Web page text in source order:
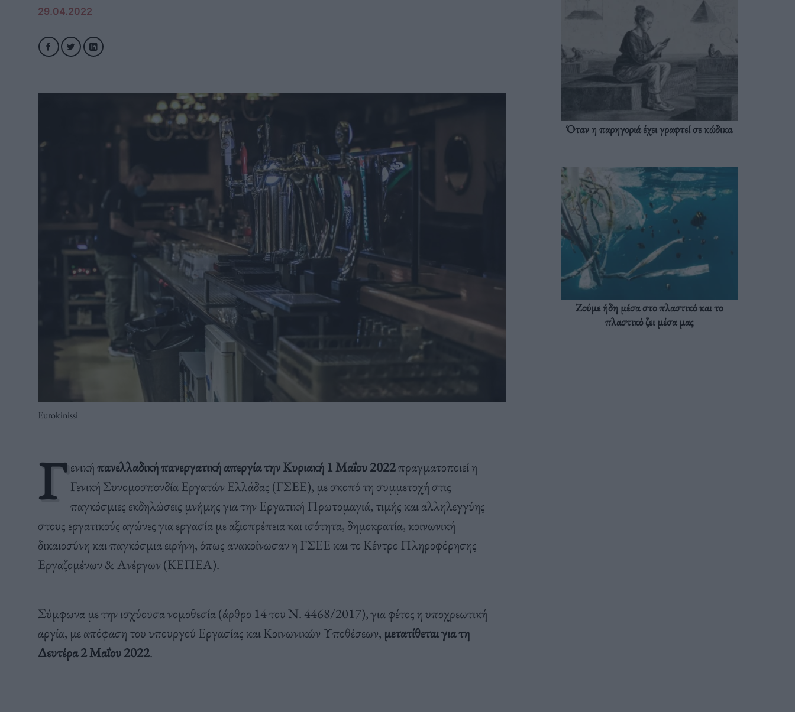
29.04.2022
Eurokinissi
Γ ενικήπανελλαδική πανεργατική απεργία την Κυριακή 1 Μαΐου 2022πραγματοποιεί η
Γενική Συνομοσπονδία Εργατών Ελλάδας (ΓΣΕΕ), με σκοπό τη συμμετοχή στις
παγκόσμιες εκδηλώσεις μνήμης για την Εργατική Πρωτομαγιά, τιμής και αλληλεγγύης
στους εργατικούς αγώνες για εργασία με αξιοπρέπεια και ισότητα, δημοκρατία, κοινωνική
δικαιοσύνη και παγκόσμια ειρήνη, όπως ανακοίνωσαν η ΓΣΕΕ και το Κέντρο Πληροφόρησης
Εργαζομένων & Ανέργων (ΚΕΠΕΑ).
Σύμφωνα με την ισχύουσα νομοθεσία (άρθρο 14 του Ν. 4468/2017), για φέτος η υποχρεωτική
αργία, με απόφαση του υπουργού Εργασίας και Κοινωνικών Υποθέσεων, μετατίθεται για τη
Δευτέρα 2 Μαΐου 2022.
Όταν η παρηγοριά έχει γραφτεί σε κώδικα
Ζούμε ήδη μέσα στο πλαστικό και το
πλαστικό ζει μέσα μας